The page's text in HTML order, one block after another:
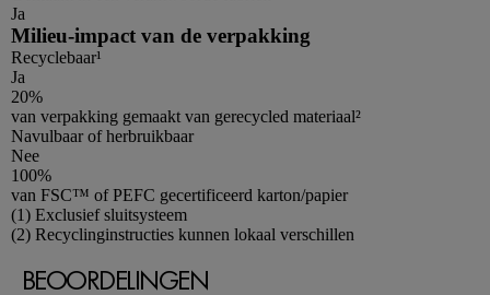
Ja
Milieu-impact van de verpakking
Recyclebaar¹
Ja
20%
van verpakking gemaakt van gerecycled materiaal²
Navulbaar of herbruikbaar
Nee
100%
van FSC™ of PEFC gecertificeerd karton/papier
Footnotes
(1) Exclusief sluitsysteem
(2) Recyclinginstructies kunnen lokaal verschillen
BEOORDELINGEN